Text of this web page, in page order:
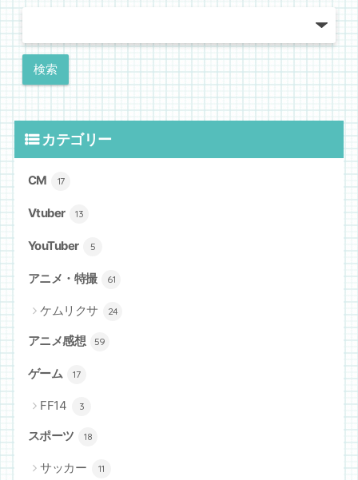
カテゴリー
CM 17
Vtuber 13
YouTuber 5
アニメ・特撮 61
ケムリクサ 24
アニメ感想 59
ゲーム 17
FF14 3
スポーツ 18
サッカー 11